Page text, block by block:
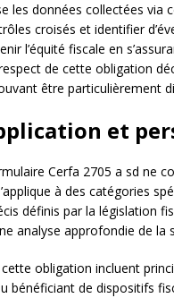
les données collectées
croisés et identifier
l’équité fiscale en
de cette obligation
être particulièrement
et
Cerfa 2705 a sd ne
à des catégories
définis par la législation
analyse approfondie de la
obligation incluent
bénéficiant de dispositifs